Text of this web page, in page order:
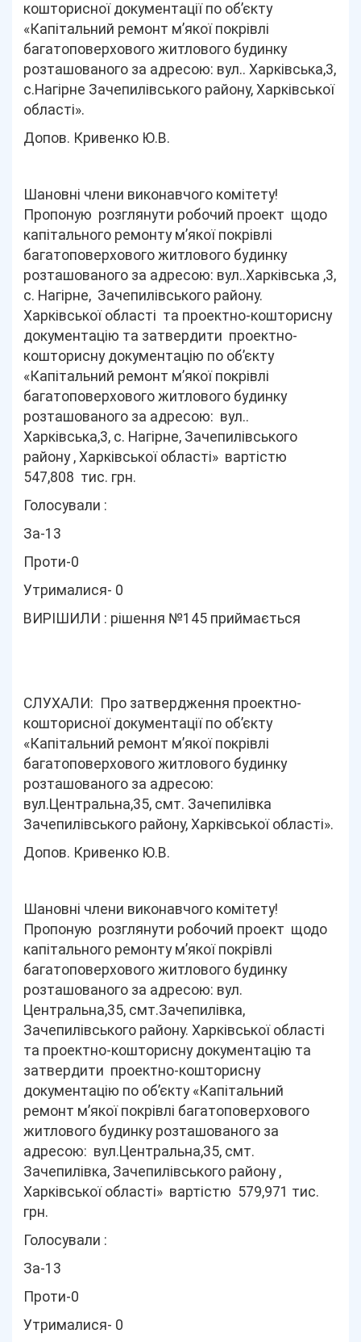
кошторисної документації по об’єкту
«Капітальний ремонт м’якої покрівлі
багатоповерхового житлового будинку
розташованого за адресою: вул.. Харківська,3,
с.Нагірне Зачепилівського району, Харківської
області».
Допов. Кривенко Ю.В.
Шановні члени виконавчого комітету!
Пропоную розглянути робочий проект щодо
капітального ремонту м’якої покрівлі
багатоповерхового житлового будинку
розташованого за адресою: вул..Харківська ,3,
с. Нагірне, Зачепилівського району.
Харківської області та проектно-кошторисну
документацію та затвердити проектно-
кошторисну документацію по об’єкту
«Капітальний ремонт м’якої покрівлі
багатоповерхового житлового будинку
розташованого за адресою: вул..
Харківська,3, с. Нагірне, Зачепилівського
району , Харківської області» вартістю
547,808 тис. грн.
Голосували :
За-13
Проти-0
Утрималися- 0
ВИРІШИЛИ : рішення №145 приймається
СЛУХАЛИ: Про затвердження проектно-
кошторисної документації по об’єкту
«Капітальний ремонт м’якої покрівлі
багатоповерхового житлового будинку
розташованого за адресою:
вул.Центральна,35, смт. Зачепилівка
Зачепилівського району, Харківської області».
Допов. Кривенко Ю.В.
Шановні члени виконавчого комітету!
Пропоную розглянути робочий проект щодо
капітального ремонту м’якої покрівлі
багатоповерхового житлового будинку
розташованого за адресою: вул.
Центральна,35, смт.Зачепилівка,
Зачепилівського району. Харківської області
та проектно-кошторисну документацію та
затвердити проектно-кошторисну
документацію по об’єкту «Капітальний
ремонт м’якої покрівлі багатоповерхового
житлового будинку розташованого за
адресою: вул.Центральна,35, смт.
Зачепилівка, Зачепилівського району ,
Харківської області» вартістю 579,971 тис.
грн.
Голосували :
За-13
Проти-0
Утрималися- 0